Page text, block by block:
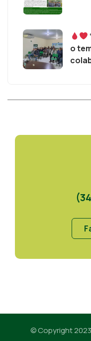
o
© Copyright